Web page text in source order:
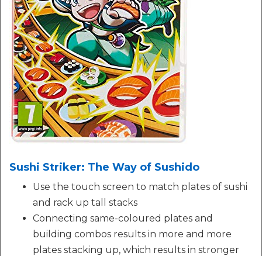
Sushi Striker: The Way of Sushido
Use the touch screen to match plates of sushi
and rack up tall stacks
Connecting same-coloured plates and
building combos results in more and more
plates stacking up, which results in stronger